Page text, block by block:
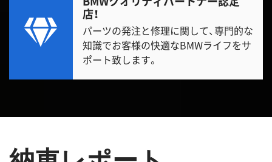
店！
パーツの発注と修理に関して、専門的な
知識でお客様の快適なBMWライフをサ
ポート致します。